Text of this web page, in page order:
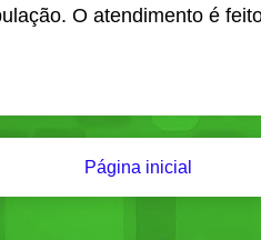
O atendimento é
Página inicial